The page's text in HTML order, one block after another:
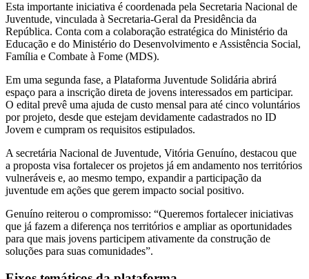
Esta importante iniciativa é coordenada pela Secretaria Nacional de
Juventude, vinculada à Secretaria-Geral da Presidência da
República. Conta com a colaboração estratégica do Ministério da
Educação e do Ministério do Desenvolvimento e Assistência Social,
Família e Combate à Fome (MDS).
Em uma segunda fase, a Plataforma Juventude Solidária abrirá
espaço para a inscrição direta de jovens interessados em participar.
O edital prevê uma ajuda de custo mensal para até cinco voluntários
por projeto, desde que estejam devidamente cadastrados no ID
Jovem e cumpram os requisitos estipulados.
A secretária Nacional de Juventude, Vitória Genuíno, destacou que
a proposta visa fortalecer os projetos já em andamento nos territórios
vulneráveis e, ao mesmo tempo, expandir a participação da
juventude em ações que gerem impacto social positivo.
Genuíno reiterou o compromisso: “Queremos fortalecer iniciativas
que já fazem a diferença nos territórios e ampliar as oportunidades
para que mais jovens participem ativamente da construção de
soluções para suas comunidades”.